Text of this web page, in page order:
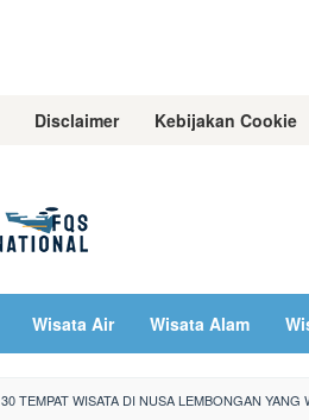
Disclaimer Kebijakan Cookie
Wisata Air Wisata Alam
30 TEMPAT WISATA DI NUSA LEMBONGAN YANG